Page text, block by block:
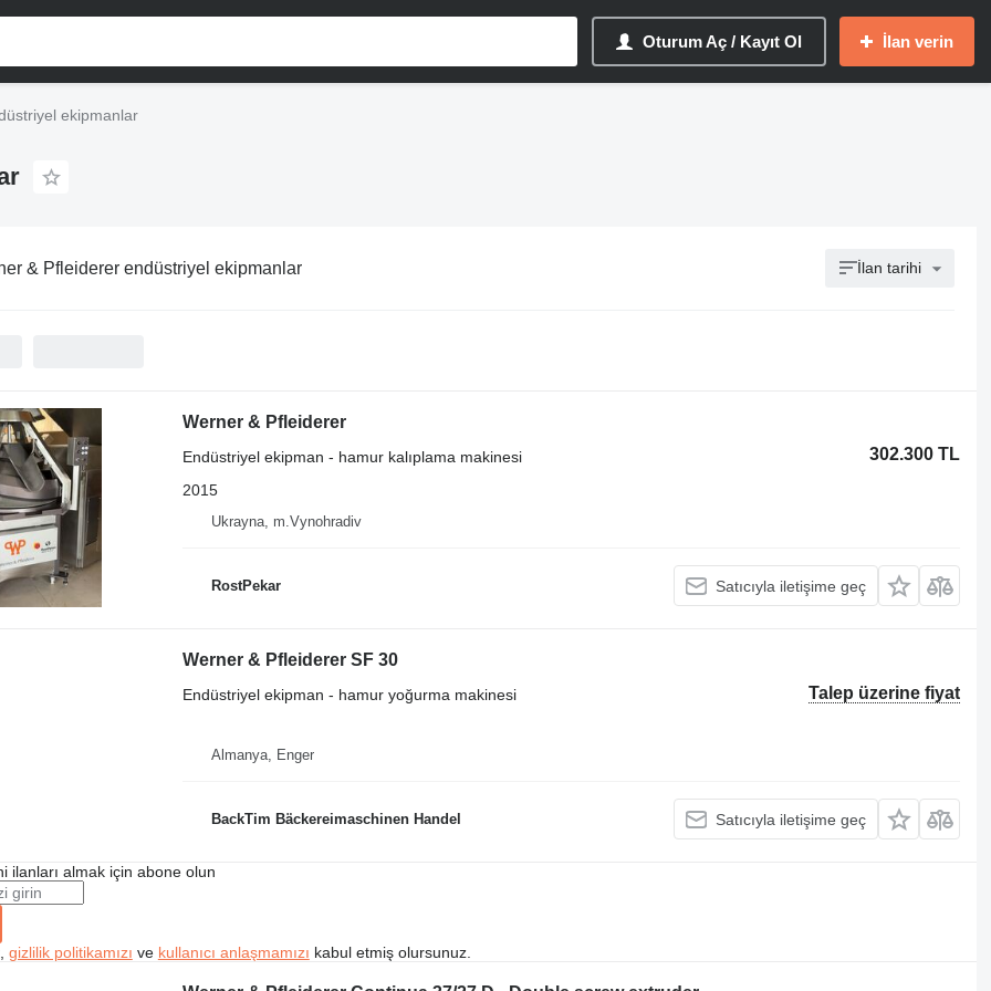
Oturum Aç / Kayıt Ol İlan verin
ekipmanlar
& Pfleiderer endüstriyel ekipmanlar İlan tarihi
Werner & Pfleiderer
302.300 TL
Endüstriyel ekipman - hamur kalıplama makinesi
2015
Ukrayna, m.Vynohradiv
RostPekar Satıcıyla iletişime geç
Werner & Pfleiderer SF 30
Talep üzerine fiyat
Endüstriyel ekipman - hamur yoğurma makinesi
Almanya, Enger
BackTim Bäckereimaschinen Handel Satıcıyla iletişime geç
ilanları almak için abone olun
gizlilik politikamızı ve kullanıcı anlaşmamızı kabul etmiş olursunuz.